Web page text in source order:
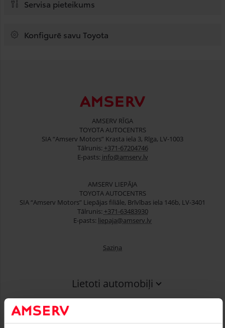
Servisa pieteikums
Konfigurē savu Toyota
AMSERV RĪGA
TOYOTA AUTOCENTRS
SIA “Amserv Motors” Krasta iela 3, Rīga, LV-1003
Tālrunis: +371-67204746
E-pasts: info@amserv.lv
AMSERV LIEPĀJA
TOYOTA AUTOCENTRS
SIA “Amserv Motors” Liepājas filiāle, Brīvības iela 146b, LV-3401
Tālrunis: +371-63483930
E-pasts: liepaja@amserv.lv
Saziņa
Lietoti automobiļi
Serviss